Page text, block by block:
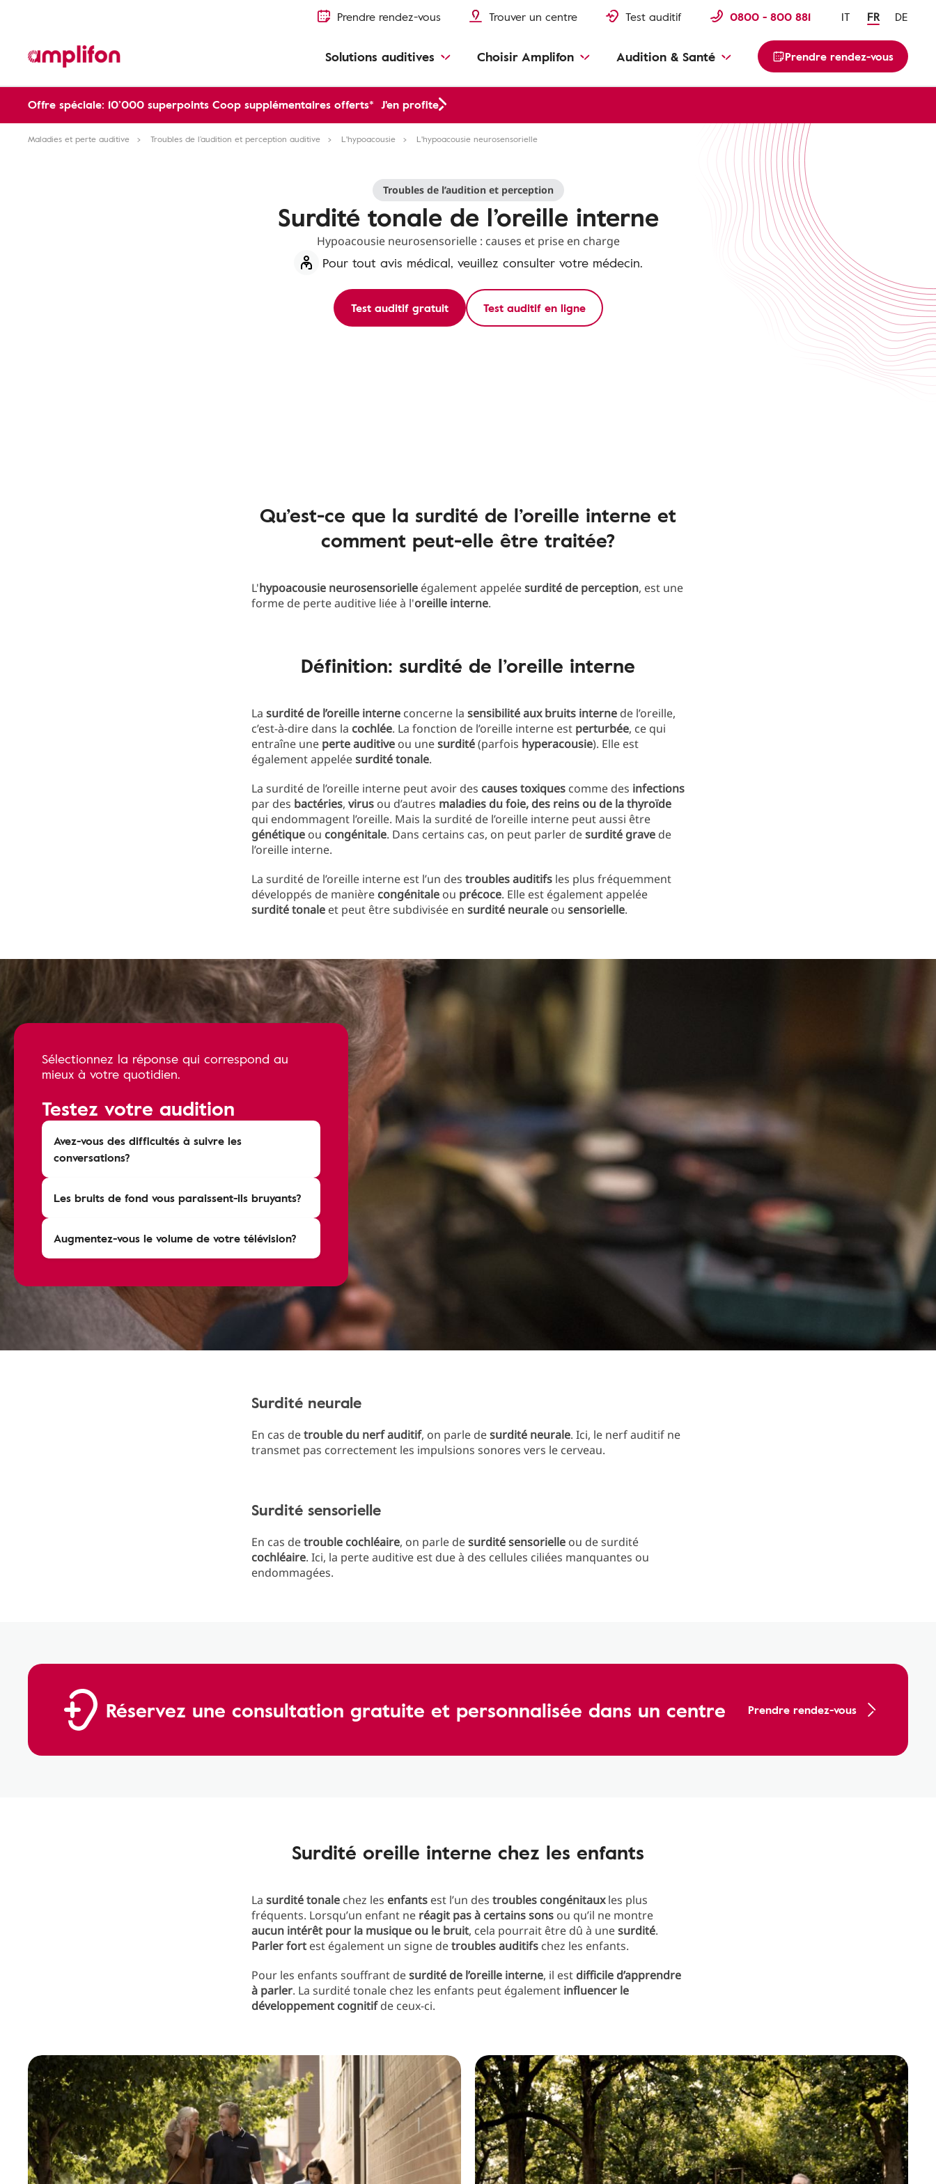
Prendre rendez-vous Trouver un centre Test auditif 0800 - 800 881 IT FR DE
Solutions auditives Choisir Amplifon Audition & Santé Prendre rendez-vous
Offre spéciale: 10’000 superpoints Coop supplémentaires offerts* J'en profite
Maladies et perte auditive Troubles de l’audition et perception auditive L'hypoacousie L'hypoacousie neurosensorielle
Troubles de l’audition et perception
Surdité tonale de l’oreille interne
Hypoacousie neurosensorielle : causes et prise en charge
Pour tout avis médical, veuillez consulter votre médecin.
Test auditif gratuit Test auditif en ligne
Qu’est-ce que la surdité de l’oreille interne et
comment peut-elle être traitée?
L'hypoacousie neurosensorielle également appeléesurdité de perception, est une
forme de perte auditive liée à l'oreille interne.
Définition: surdité de l’oreille interne
La surdité de l’oreille interne concerne la sensibilité aux bruits interne de l’oreille,
c’est-à-dire dans la cochlée. La fonction de l’oreille interne est perturbée, ce qui
entraîne une perte auditive ou unesurdité(parfois hyperacousie). Elle est
également appeléesurdité tonale.
La surdité de l’oreille interne peut avoir des causes toxiques comme des infections
par des bactéries, virus ou d’autres maladies du foie, des reins ou de la thyroïde
qui endommagent l’oreille. Mais la surdité de l’oreille interne peut aussi être
génétique ou congénitale. Dans certains cas, on peut parler desurdité grave de
l’oreille interne.
La surdité de l’oreille interne est l’un des troubles auditifs les plus fréquemment
développés de manière congénitale ou précoce. Elle est également appelée
surdité tonale et peut être subdivisée en surdité neurale ou sensorielle.
Sélectionnez la réponse qui correspond au
mieux à votre quotidien.
Testez votre audition
Avez-vous des difficultés à suivre les
conversations?
Les bruits de fond vous paraissent-ils bruyants?
Augmentez-vous le volume de votre télévision?
Surdité neurale
En cas detrouble du nerf auditif, on parle desurdité neurale. Ici, le nerf auditif ne
transmet pas correctement les impulsions sonores vers le cerveau.
Surdité sensorielle
En cas detrouble cochléaire, on parle desurdité sensorielle ou de surdité
cochléaire. Ici, la perte auditive est due à des cellules ciliées manquantes ou
endommagées.
Réservez une consultation gratuite et personnalisée dans un centre Prendre rendez-vous
Surdité oreille interne chez les enfants
La surdité tonale chez les enfants est l’un des troubles congénitauxles plus
fréquents. Lorsqu’un enfant ne réagit pas à certains sons ou qu’il ne montre
aucun intérêt pour la musique ou le bruit, cela pourrait être dû à unesurdité.
Parler fort est également un signe detroubles auditifs chez les enfants.
Pour les enfants souffrant desurdité de l’oreille interne, il est difficile d’apprendre
à parler. La surdité tonale chez les enfants peut également influencer le
développement cognitifde ceux-ci.